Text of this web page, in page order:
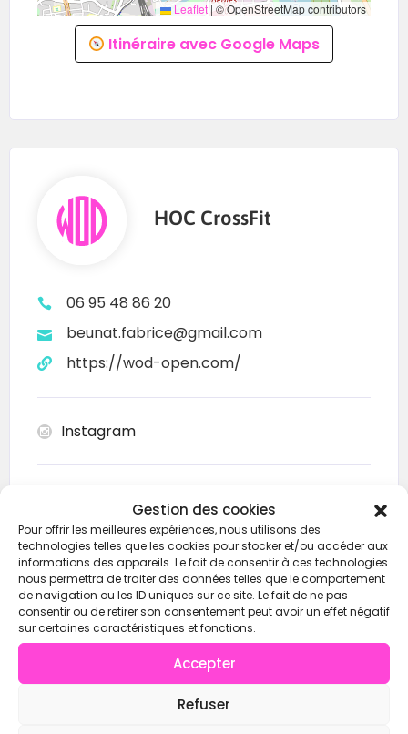
Gestion des cookies
Pour offrir les meilleures expériences, nous utilisons des
technologies telles que les cookies pour stocker et/ou accéder aux
informations des appareils. Le fait de consentir à ces technologies
nous permettra de traiter des données telles que le comportement
de navigation ou les ID uniques sur ce site. Le fait de ne pas
consentir ou de retirer son consentement peut avoir un effet négatif
sur certaines caractéristiques et fonctions.
Accepter
Refuser
Leaflet|© OpenStreetMap contributors
Itinéraire avec Google Maps
HOC CrossFit
06 95 48 86 20
beunat.fabrice@gmail.com
https://wod-open.com/
Instagram
Contacter